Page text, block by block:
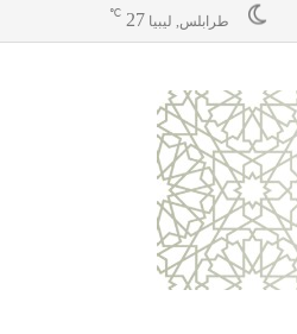
طرابلس, ليبيا 27
℃